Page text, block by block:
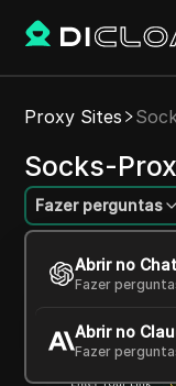
Proxy Sites
Socks-
Fazer perguntas
Abrir no
Fazer
Abrir no
Fazer
Proxies
diversas